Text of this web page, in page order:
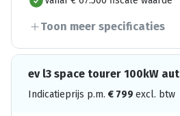
Toon meer specificaties
ev l3 space tourer 100kW aut
Indicatieprijs p.m. € 799 excl. btw